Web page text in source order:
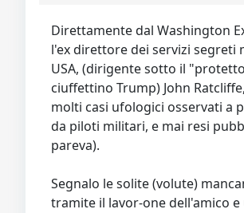
Direttamente dal Washington
l'ex direttore dei servizi segreti
USA, (dirigente sotto il
ciuffettino Trump) John
molti casi ufologici osservati a
da piloti militari, e mai resi
pareva).
Segnalo le solite (volute)
tramite il lavor-one dell'amico